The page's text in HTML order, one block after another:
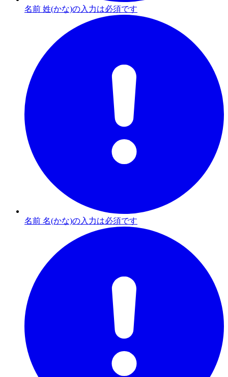
名前 姓(かな)の入力は必須です
名前 名(かな)の入力は必須です